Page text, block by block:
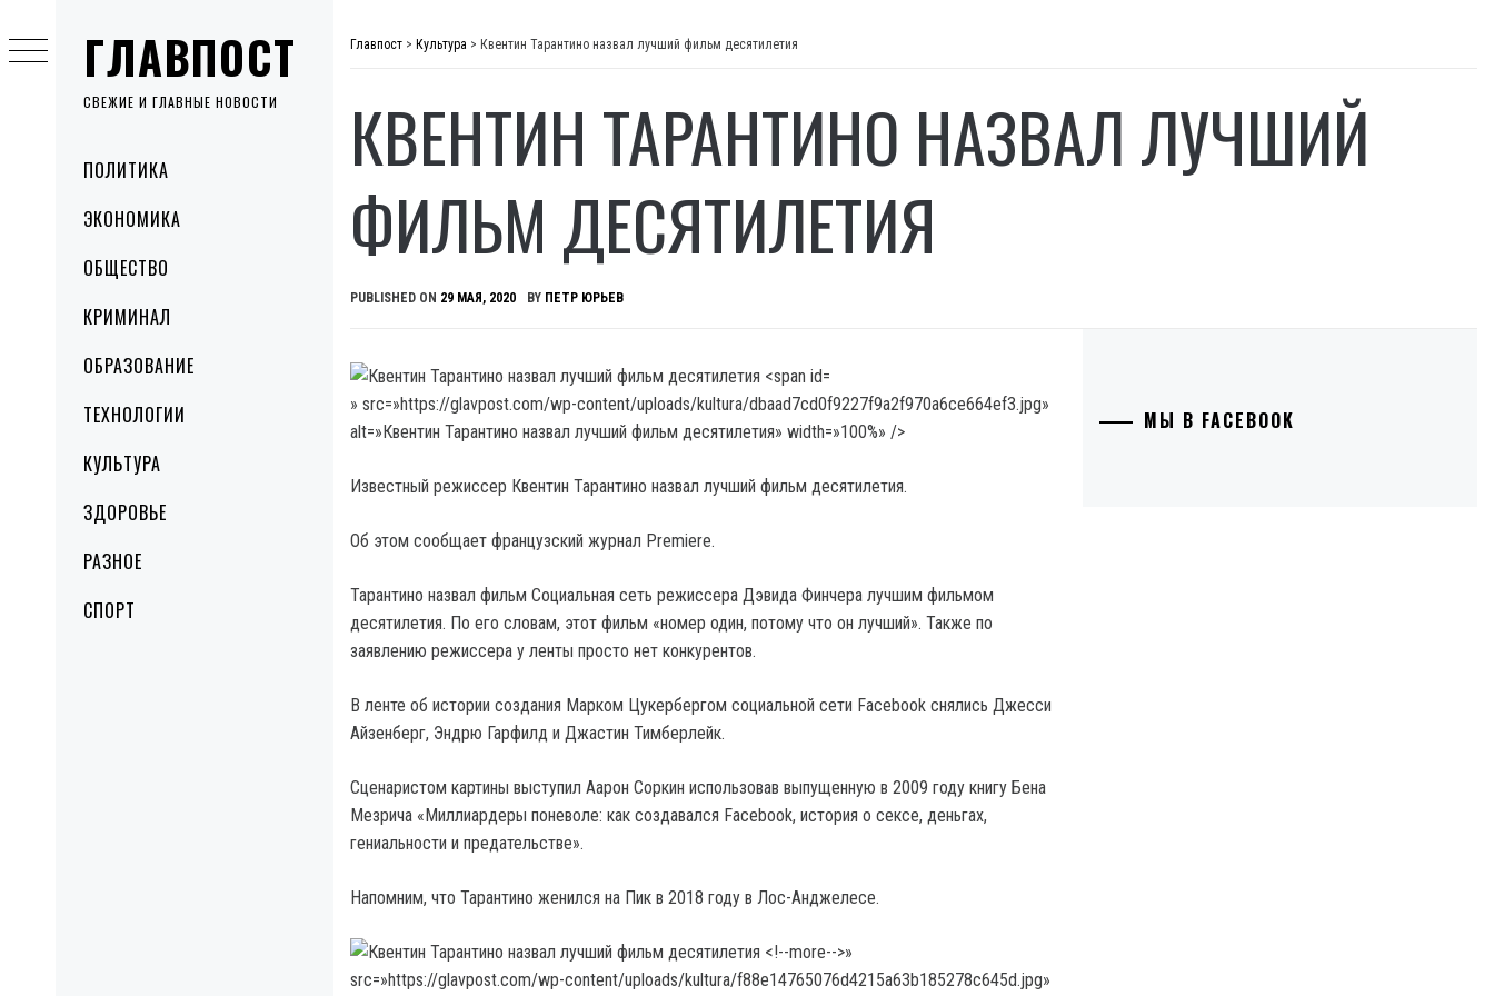
ГЛАВПОСТ
СВЕЖИЕ И ГЛАВНЫЕ НОВОСТИ
MenuПОЛИТИКА
ЭКОНОМИКА
ОБЩЕСТВО
КРИМИНАЛ
ОБРАЗОВАНИЕ
ТЕХНОЛОГИИ
КУЛЬТУРА
ЗДОРОВЬЕ
РАЗНОЕ
СПОРТ
to
content
Главпост > Культура > Квентин Тарантино назвал лучший фильм десятилетия
КВЕНТИН ТАРАНТИНО НАЗВАЛ ЛУЧШИЙ
ФИЛЬМ ДЕСЯТИЛЕТИЯ
PUBLISHED ON 29 МАЯ, 2020 BY ПЕТР ЮРЬЕВ
» src=»https://glavpost.com/wp-content/uploads/kultura/dbaad7cd0f9227f9a2f970a6ce664ef3.jpg»
alt=»Квентин Тарантино назвал лучший фильм десятилетия» width=»100%» />
Известный режиссер Квентин Тарантино назвал лучший фильм десятилетия.
Об этом сообщает французский журнал Premiere.
Тарантино назвал фильм Социальная сеть режиссера Дэвида Финчера лучшим фильмом
десятилетия. По его словам, этот фильм «номер один, потому что он лучший». Также по
заявлению режиссера у ленты просто нет конкурентов.
В ленте об истории создания Марком Цукербергом социальной сети Facebook снялись Джесси
Айзенберг, Эндрю Гарфилд и Джастин Тимберлейк.
Сценаристом картины выступил Аарон Соркин использовав выпущенную в 2009 году книгу Бена
Мезрича «Миллиардеры поневоле: как создавался Facebook, история о сексе, деньгах,
гениальности и предательстве».
Напомним, что Тарантино женился на Пик в 2018 году в Лос-Анджелесе.
МЫ В FACEBOOK